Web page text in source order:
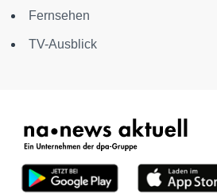
Fernsehen
TV-Ausblick